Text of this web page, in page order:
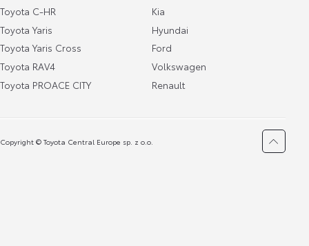
Toyota C-HR
Toyota Yaris
Toyota Yaris Cross
Toyota RAV4
Toyota PROACE CITY
Kia
Hyundai
Ford
Volkswagen
Renault
Copyright © Toyota Central Europe sp. z o.o.